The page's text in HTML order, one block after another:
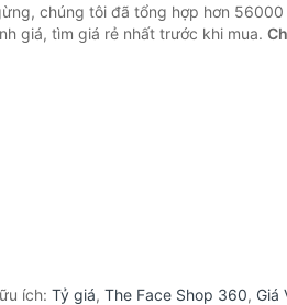
chúng tôi đã tổng hợp hơn
giá, tìm giá rẻ nhất trước khi mua.
ích: Tỷ giá, The Face Shop 360, Giá